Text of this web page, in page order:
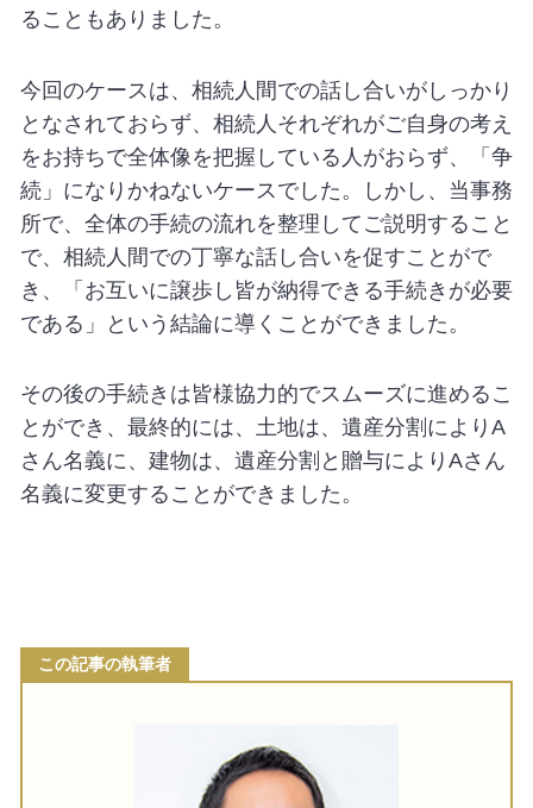
ることもありました。
今回のケースは、相続人間での話し合いがしっかり
となされておらず、相続人それぞれがご自身の考え
をお持ちで全体像を把握している人がおらず、「争
続」になりかねないケースでした。しかし、当事務
所で、全体の手続の流れを整理してご説明すること
で、相続人間での丁寧な話し合いを促すことがで
き、「お互いに譲歩し皆が納得できる手続きが必要
である」という結論に導くことができました。
その後の手続きは皆様協力的でスムーズに進めるこ
とができ、最終的には、土地は、遺産分割により A
さん名義に、建物は、遺産分割と贈与により Aさん
名義に変更することができました。
この記事の執筆者